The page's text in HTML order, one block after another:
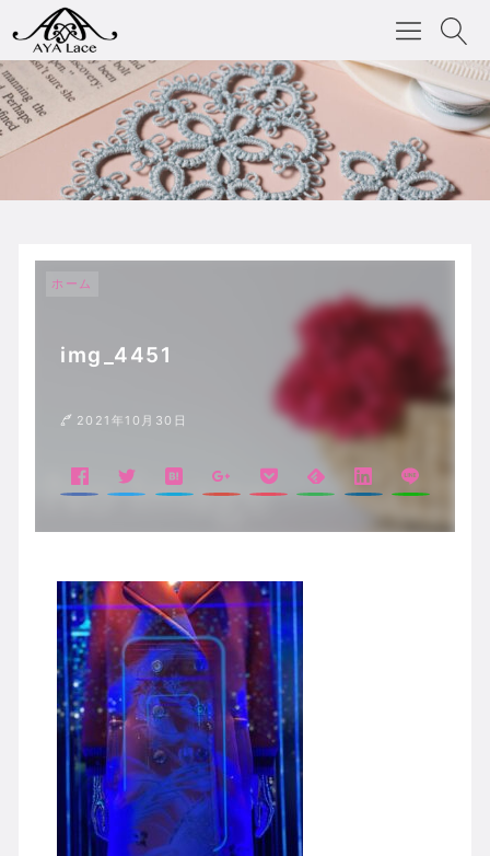
ホーム
img_4451
2021年10月30日